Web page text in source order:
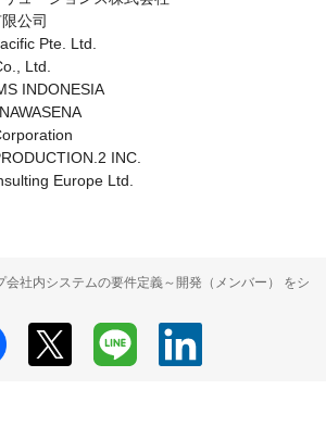
公司
Pte. Ltd.
Ltd.
INDONESIA
INC.
Europe Ltd.
会社内システムの要件定義～開発（メンバー） をシ